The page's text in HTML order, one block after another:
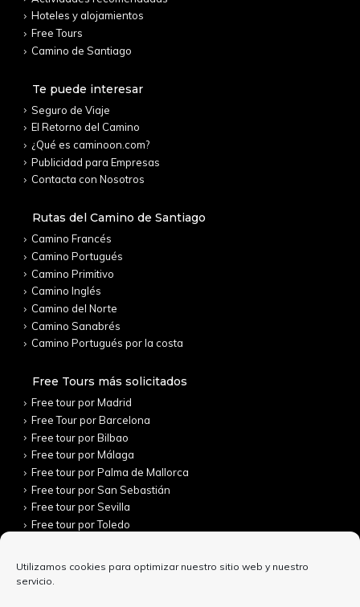
Utilizamos cookies para optimizar nuestro sitio web y nuestro
servicio.
Hoteles y alojamientos
Free Tours
Camino de Santiago
Te puede interesar
Seguro de Viaje
El Retorno del Camino
¿Qué es caminoon.com?
Publicidad para Empresas
Contacta con Nosotros
Rutas del Camino de Santiago
Camino Francés
Camino Portugués
Camino Primitivo
Camino Inglés
Camino del Norte
Camino Sanabrés
Camino Portugués por la costa
Free Tours más solicitados
Free tour por Madrid
Free Tour por Barcelona
Free tour por Bilbao
Free tour por Málaga
Free tour por Palma de Mallorca
Free tour por San Sebastián
Free tour por Sevilla
Free tour por Toledo